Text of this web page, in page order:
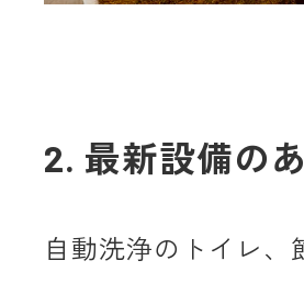
2. 最新設備の
自動洗浄のトイレ